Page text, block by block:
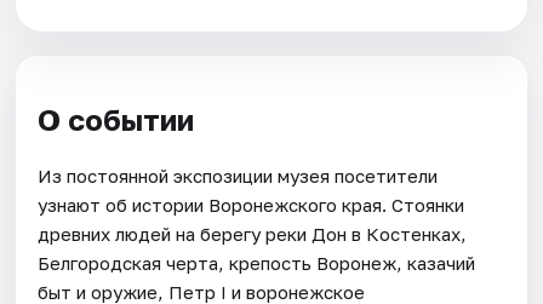
О событии
Из постоянной экспозиции музея посетители
узнают об истории Воронежского края. Стоянки
древних людей на берегу реки Дон в Костенках,
Белгородская черта, крепость Воронеж, казачий
быт и оружие, Петр I и воронежское